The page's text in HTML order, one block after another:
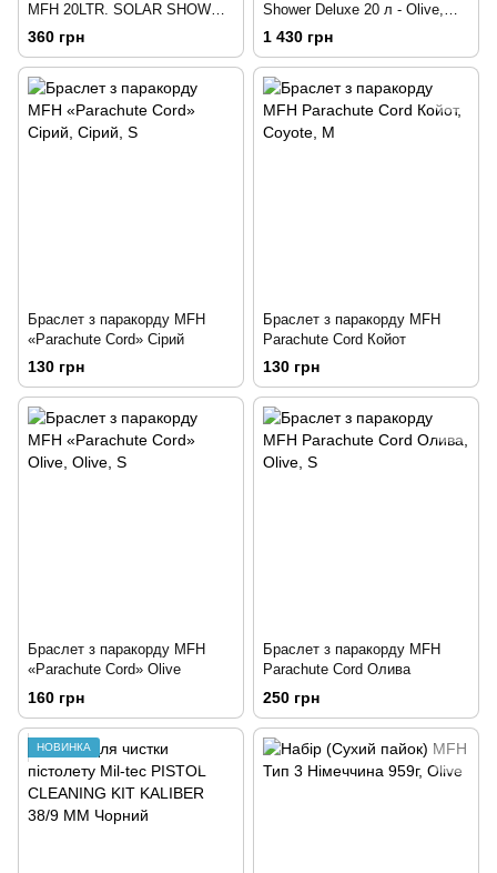
MFH 20LTR. SOLAR SHOWER
Чорний
360 грн
Shower Deluxe 20 л - Olive,
Olive
1 430 грн
Браслет з паракорду MFH
«Parachute Cord» Сірий
130 грн
Браслет з паракорду MFH
Parachute Cord Койот
130 грн
Браслет з паракорду MFH
«Parachute Cord» Olive
160 грн
Браслет з паракорду MFH
Parachute Cord Олива
250 грн
НОВИНКА